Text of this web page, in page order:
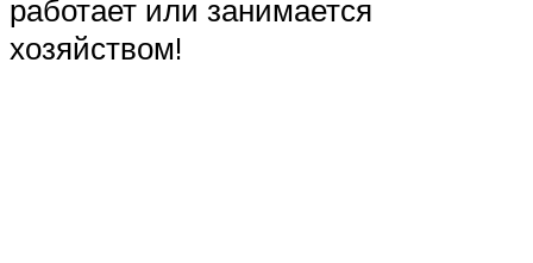
работает или занимается
хозяйством!